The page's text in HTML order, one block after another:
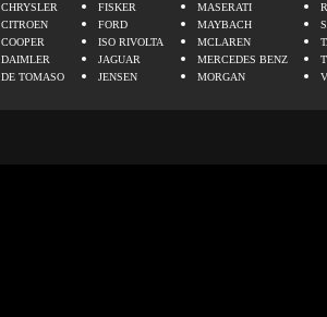
CHRYSLER
CITROEN
COOPER
DAIMLER
DE TOMASO
FISKER
FORD
ISO RIVOLTA
JAGUAR
JENSEN
MASERATI
MAYBACH
MCLAREN
MERCEDES BENZ
MORGAN